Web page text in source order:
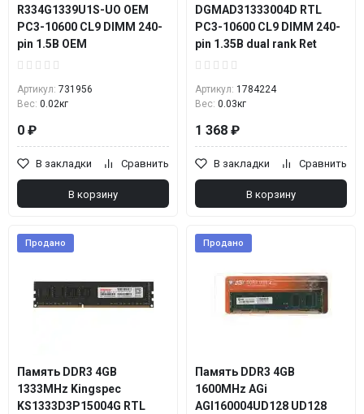
R334G1339U1S-UO OEM
PC3-10600 CL9 DIMM 240-
pin 1.5В OEM
Артикул: 731956
Вес: 0.02кг
0 ₽
В закладки Сравнить
В корзину
DGMAD31333004D RTL
PC3-10600 CL9 DIMM 240-
pin 1.35В dual rank Ret
Артикул: 1784224
Вес: 0.03кг
1 368 ₽
В закладки Сравнить
В корзину
Продано
Память DDR3 4GB
1333MHz Kingspec
KS1333D3P15004G RTL
Продано
Память DDR3 4GB
1600MHz AGi
AGI160004UD128 UD128